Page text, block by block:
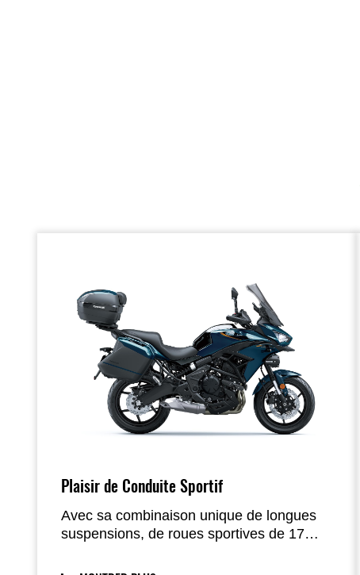
Plaisir de Conduite Sportif
Avec sa combinaison unique de longues
suspensions, de roues sportives de 17
d’un bicylindre parallèle compact optimisé